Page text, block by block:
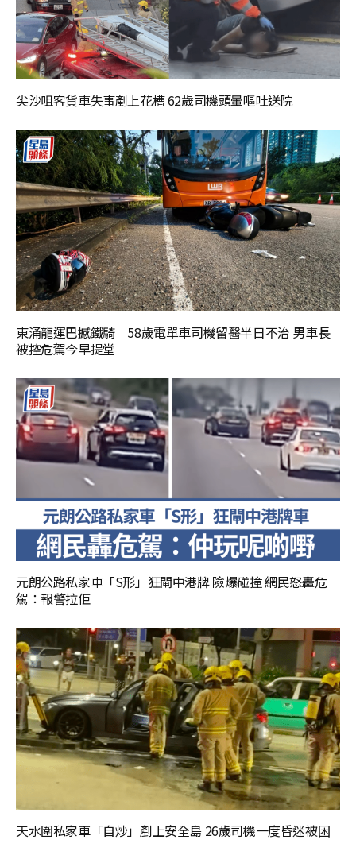
尖沙咀客貨車失事剷上花槽 62歲司機頭暈嘔吐送院
東涌龍運巴撼鐵騎｜58歲電單車司機留醫半日不治 男車長
被控危駕今早提堂
元朗公路私家車「S形」狂閘中港牌 險爆碰撞 網民怒轟危
駕：報警拉佢
天水圍私家車「自炒」剷上安全島 26歲司機一度昏迷被困